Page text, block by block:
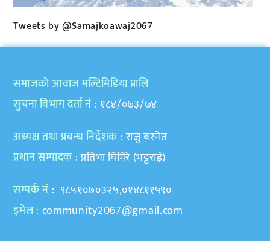
Tweets by @Samajkoawaj2067
समाजकाे आवाज मल्टिमिडिया प्रालि
सुचना विभाग दर्ता नं : १८४/०७३/७४
अध्यक्ष तथा प्रबन्ध निर्देशक : राजु बस्नेत
प्रधान सम्पादक : प्रतिभा घिमिरे (भट्टराई)
सम्पर्क नं : ९८५१०७०३२५,०१४८११५९०
इमेल: community2067@gmail.com